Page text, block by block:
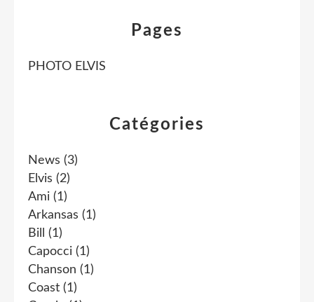
Catégories
News (3)
Elvis (2)
Ami (1)
Arkansas (1)
Bill
(1)
Capocci (1)
Chanson (1)
Coast (1)
Pages
PHOTO ELVIS